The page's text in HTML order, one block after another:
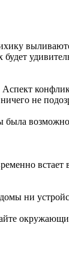
не
ни